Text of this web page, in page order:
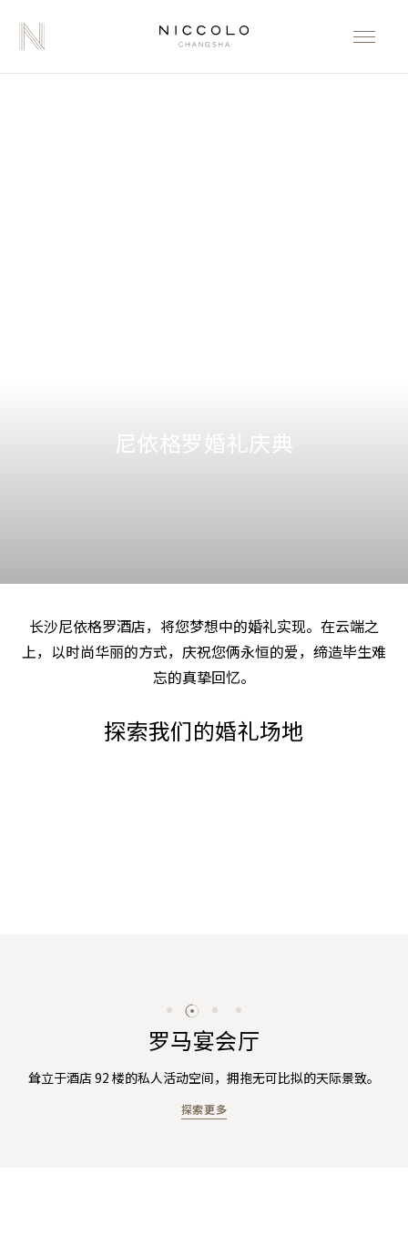
尼依格罗婚礼庆典
长沙尼依格罗酒店，将您梦想中的婚礼实现。在云端之
上，以时尚华丽的方式，庆祝您俩永恒的爱，缔造毕生难
忘的真挚回忆。
探索我们的婚礼场地
罗马宴会厅
耸立于酒店 92 楼的私人活动空间，拥抱无可比拟的天际景致。
探索更多